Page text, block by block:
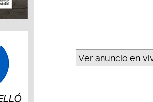
Ver anuncio en